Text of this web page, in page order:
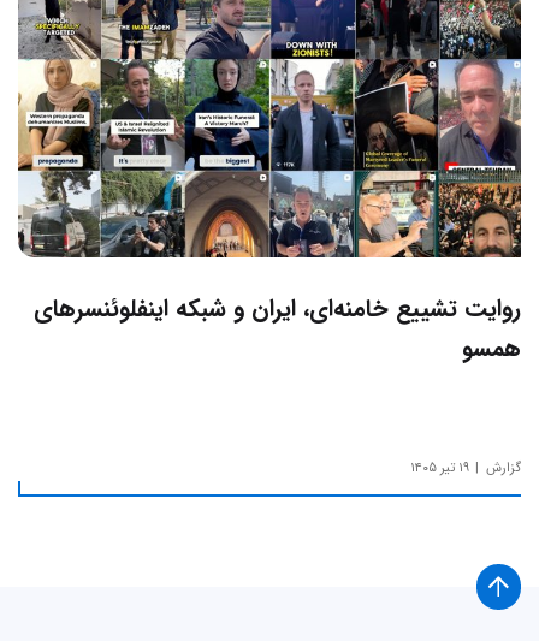
روایت تشییع خامنه‌ای، ایران و شبکه اینفلوئنسرهای
همسو
گزارش ۱۹ تیر ۱۴۰۵